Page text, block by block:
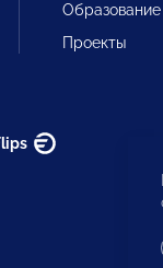
Образование
Проекты